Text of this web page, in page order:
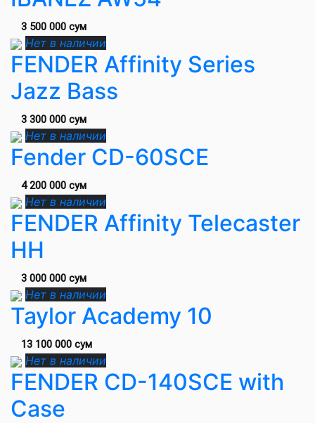
3 500 000 сум
Нет в наличии
FENDER Affinity Series
Jazz Bass
3 300 000 сум
Нет в наличии
Fender CD-60SCE
4 200 000 сум
Нет в наличии
FENDER Affinity Telecaster
HH
3 000 000 сум
Нет в наличии
Taylor Academy 10
13 100 000 сум
Нет в наличии
FENDER CD-140SCE with
Case